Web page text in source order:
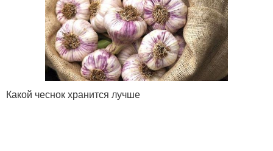
Какой чеснок хранится лучше